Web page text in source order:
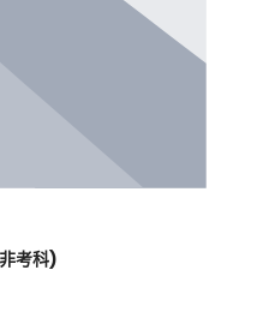
考科)